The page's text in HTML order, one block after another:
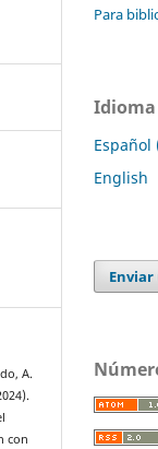
A.
con
Para
Idioma
Español
English